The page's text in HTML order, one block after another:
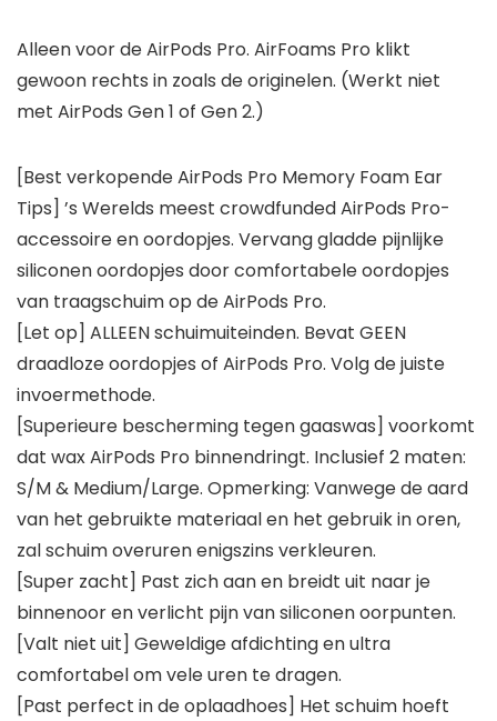
Alleen voor de AirPods Pro. AirFoams Pro klikt
gewoon rechts in zoals de originelen. (Werkt niet
met AirPods Gen 1 of Gen 2.)
[Best verkopende AirPods Pro Memory Foam Ear
Tips] ’s Werelds meest crowdfunded AirPods Pro-
accessoire en oordopjes. Vervang gladde pijnlijke
siliconen oordopjes door comfortabele oordopjes
van traagschuim op de AirPods Pro.
[Let op] ALLEEN schuimuiteinden. Bevat GEEN
draadloze oordopjes of AirPods Pro. Volg de juiste
invoermethode.
[Superieure bescherming tegen gaaswas] voorkomt
dat wax AirPods Pro binnendringt. Inclusief 2 maten:
S/M & Medium/Large. Opmerking: Vanwege de aard
van het gebruikte materiaal en het gebruik in oren,
zal schuim overuren enigszins verkleuren.
[Super zacht] Past zich aan en breidt uit naar je
binnenoor en verlicht pijn van siliconen oorpunten.
[Valt niet uit] Geweldige afdichting en ultra
comfortabel om vele uren te dragen.
[Past perfect in de oplaadhoes] Het schuim hoeft